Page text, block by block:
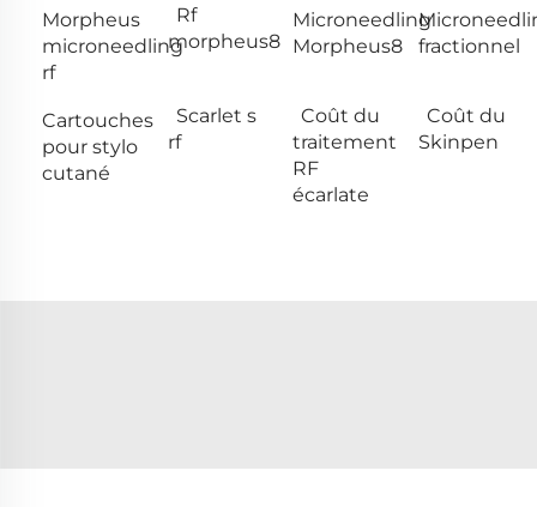
Morpheus
microneedling
rf
Rf
morpheus8
Microneedling
Morpheus8
fractionnel
Cartouches
pour stylo
cutané
Scarlet s
rf
Coût du
traitement
RF
écarlate
Coût du
Skinpen